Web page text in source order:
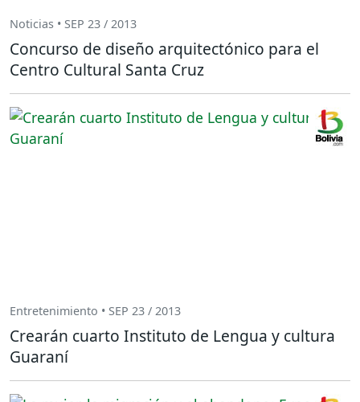
Noticias • SEP 23 / 2013
Concurso de diseño arquitectónico para el
Centro Cultural Santa Cruz
Entretenimiento • SEP 23 / 2013
Crearán cuarto Instituto de Lengua y cultura
Guaraní